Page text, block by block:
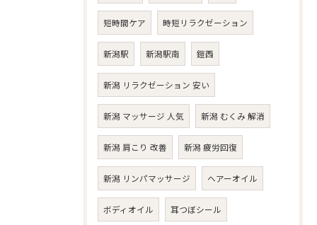
短時間ケア 時短リラクゼーション
新潟駅 新潟駅南 鎧西
新潟 リラクゼーション 安い
新潟 マッサージ 人気 新潟 むくみ 解消
新潟 肩こり 改善 新潟 疲労回復
新潟 リンパマッサージ ヘアーオイル
ボディオイル 耳つぼシール